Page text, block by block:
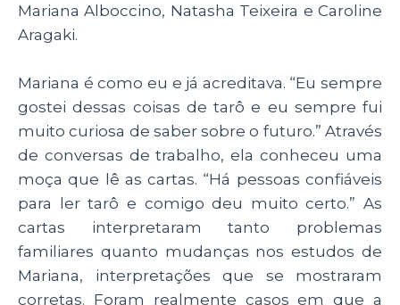
Mariana Alboccino, Natasha Teixeira e Caroline
Aragaki.
Mariana é como eu e já acreditava. “Eu sempre
gostei dessas coisas de tarô e eu sempre fui
muito curiosa de saber sobre o futuro.” Através
de conversas de trabalho, ela conheceu uma
moça que lê as cartas. “Há pessoas confiáveis
para ler tarô e comigo deu muito certo.” As
cartas interpretaram tanto problemas
familiares quanto mudanças nos estudos de
Mariana, interpretações que se mostraram
corretas. Foram realmente casos em que a